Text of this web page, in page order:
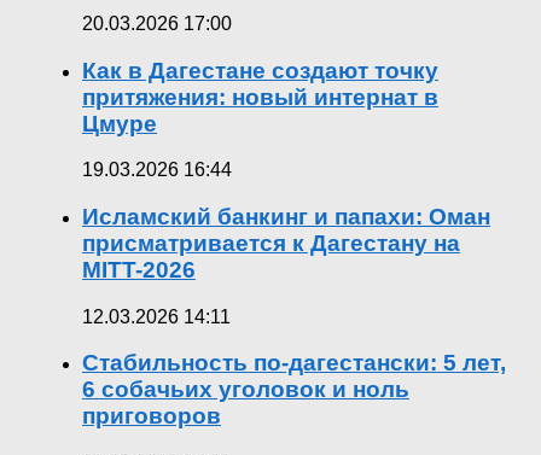
20.03.2026 17:00
Как в Дагестане создают точку
притяжения: новый интернат в
Цмуре
19.03.2026 16:44
Исламский банкинг и папахи: Оман
присматривается к Дагестану на
MITT-2026
12.03.2026 14:11
Стабильность по-дагестански: 5 лет,
6 собачьих уголовок и ноль
приговоров